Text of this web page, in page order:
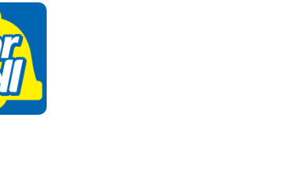
ハイエースワゴンGL!!クルー
ズコントロールが付いてい
る〜!! 福島県 福島笹木野店